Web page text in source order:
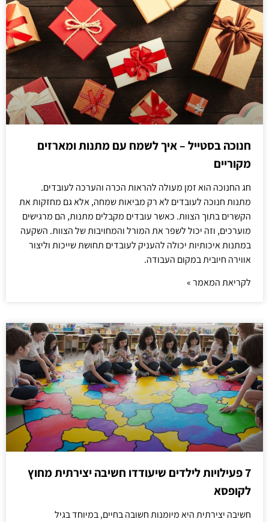
חנוכה בסטייל – איך לשמח עם מתנות ומארזים
מקוריים
חג החנוכה הוא זמן מעולה להראות הכרה והערכה לעובדים.
מתנות חנוכה לעובדים לא רק מביאות שמחה, אלא גם מחזקות את
הקשרים בתוך הצוות. כאשר עובדים מקבלים מתנות, הם מרגישים
מוערכים, וזה יכול לשפר את המורל והמחויבות של הצוות. השקעה
במתנות איכותיות יכולה להעניק לעובדים תחושת שייכות וליצור
אווירה חיובית במקום העבודה.
לקריאת המאמר »
7 פעילויות לילדים שיעודדו חשיבה יצירתית מחוץ
לקופסא
חשיבה יצירתית היא מיומנות חשובה בחיים, במיוחד בגיל